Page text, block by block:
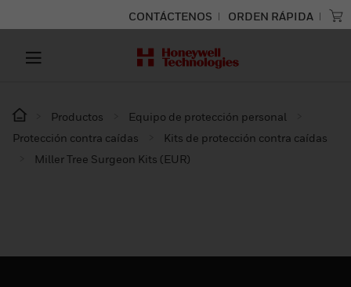
CONTÁCTENOS ORDEN RÁPIDA
Productos
Equipo de protección personal
Protección contra caídas
Kits de protección contra caídas
Miller Tree Surgeon Kits (EUR)